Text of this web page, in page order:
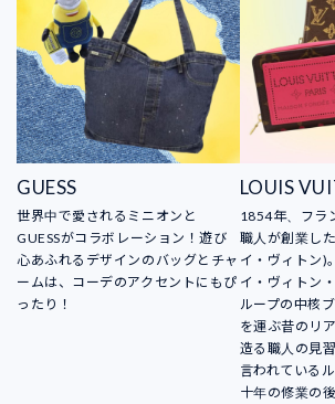
GUESS
世界中で愛されるミニオンと
GUESSがコラボレーション！遊び
心あふれるデザインのバッグとチャ
ームは、コーデのアクセントにもぴ
ったり！
LOUIS
1854年、フラ
職人が創業し
イ・ヴィトン)
イ・ヴィトン
ループの中核
を運ぶ昔のリ
造る職人の見
言われている
十年の修業の